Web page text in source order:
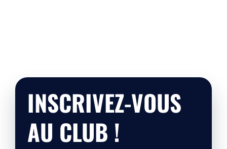
INSCRIVEZ-VOUS
AU CLUB !